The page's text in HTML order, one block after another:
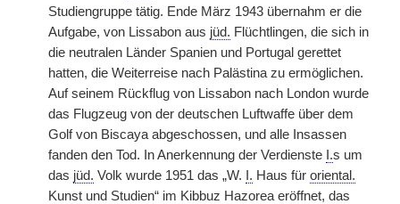
Studiengruppe tätig. Ende März 1943 übernahm er die
Aufgabe, von Lissabon aus jüd. Flüchtlingen, die sich in
die neutralen Länder Spanien und Portugal gerettet
hatten, die Weiterreise nach Palästina zu ermöglichen.
Auf seinem Rückflug von Lissabon nach London wurde
das Flugzeug von der deutschen Luftwaffe über dem
Golf von Biscaya abgeschossen, und alle Insassen
fanden den Tod. In Anerkennung der Verdienste I.s um
das jüd. Volk wurde 1951 das „W. I. Haus für oriental.
Kunst und Studien“ im Kibbuz Hazorea eröffnet, das